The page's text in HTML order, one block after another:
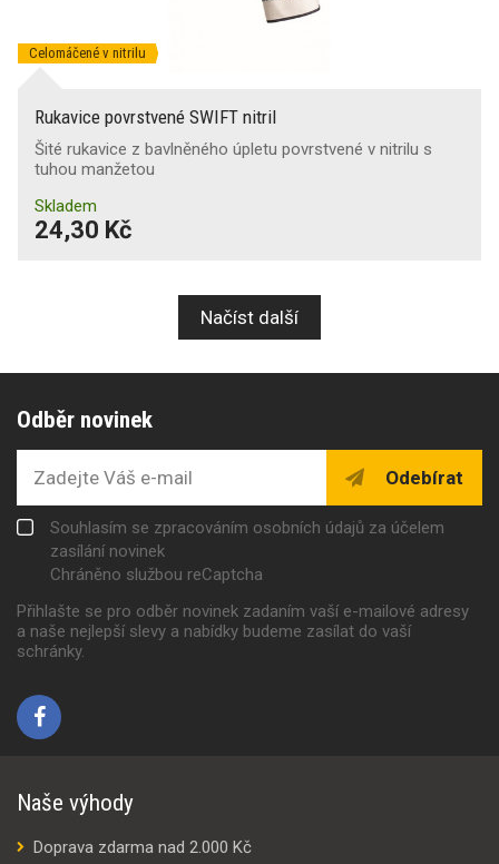
Celomáčené v nitrilu
Rukavice povrstvené SWIFT nitril
Šité rukavice z bavlněného úpletu povrstvené v nitrilu s
tuhou manžetou
Skladem
24,30 Kč
Načíst další
Odběr novinek
Odebírat
Souhlasím se zpracováním osobních údajů za účelem
zasílání novinek
Chráněno službou reCaptcha
Přihlašte se pro odběr novinek zadaním vaší e-mailové adresy
a naše nejlepší slevy a nabídky budeme zasílat do vaší
schránky.
Naše výhody
Doprava zdarma nad 2.000 Kč